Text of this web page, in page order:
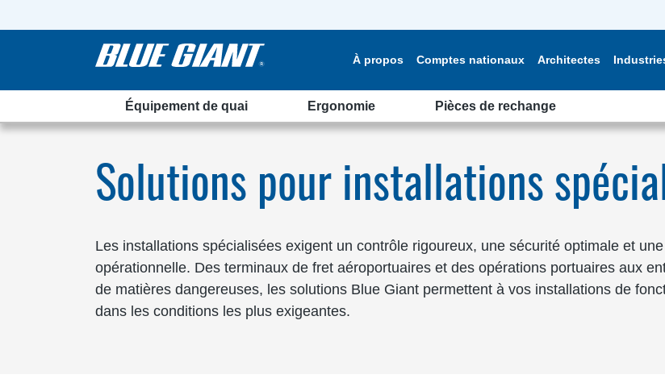
À propos Comptes nationaux Architectes
Équipement de quai Ergonomie Pièces de rechange
Solutions pour installations
Les installations spécialisées exigent un contrôle rigoureux, une sécurité optimale et
opérationnelle. Des terminaux de fret aéroportuaires et des opérations portuaires aux
de matières dangereuses, les solutions Blue Giant permettent à vos installations de
dans les conditions les plus exigeantes.